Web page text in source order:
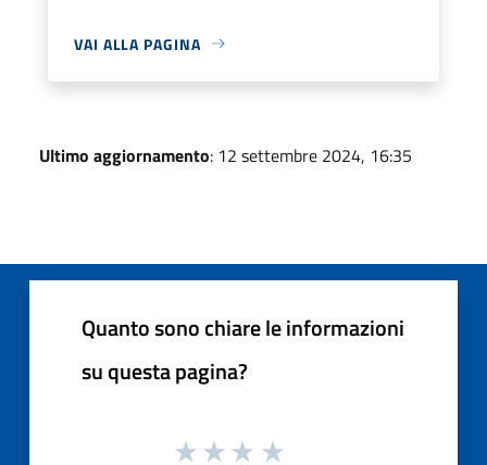
VAI ALLA PAGINA
Ultimo aggiornamento: 12 settembre 2024, 16:35
Quanto sono chiare le informazioni
su questa pagina?